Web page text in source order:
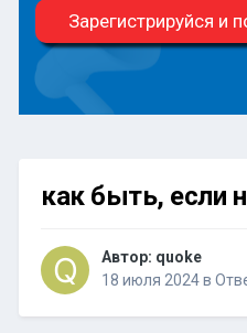
Зарегистрируйся и
как быть, если
Автор: quoke
18 июля 2024в